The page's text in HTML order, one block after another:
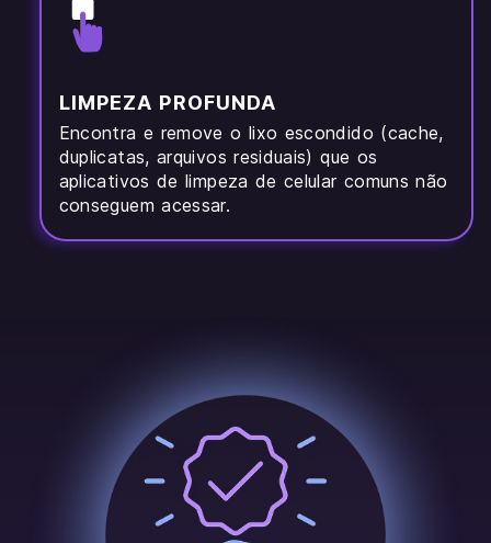
LIMPEZA PROFUNDA
Encontra e remove o lixo escondido (cache,
duplicatas, arquivos residuais) que os
aplicativos de limpeza de celular comuns não
conseguem acessar.